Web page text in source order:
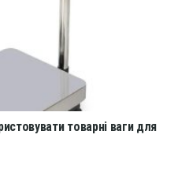
товарні ваги для